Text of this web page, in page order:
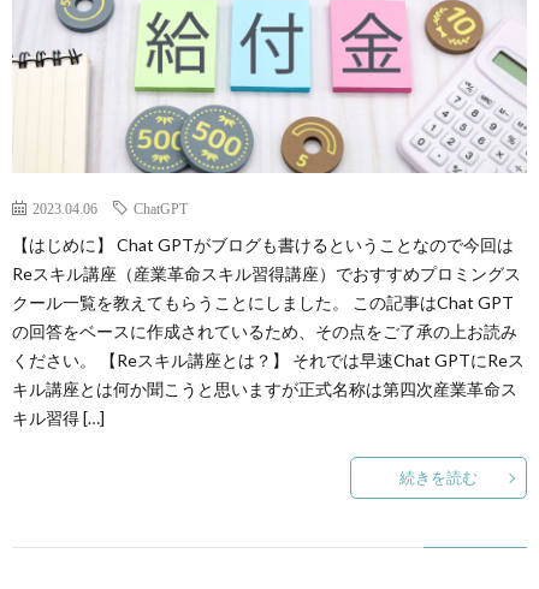
2023.04.06 ChatGPT
【はじめに】 Chat GPTがブログも書けるということなので今回は
Reスキル講座（産業革命スキル習得講座）でおすすめプロミングス
クール一覧を教えてもらうことにしました。 この記事はChat GPT
の回答をベースに作成されているため、その点をご了承の上お読み
ください。 【Reスキル講座とは？】 それでは早速Chat GPTにReス
キル講座とは何か聞こうと思いますが正式名称は第四次産業革命ス
キル習得 […]
続きを読む